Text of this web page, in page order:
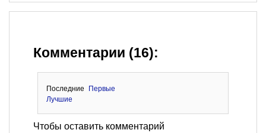
Комментарии (16):
Последние
Первые
Лучшие
Чтобы оставить комментарий